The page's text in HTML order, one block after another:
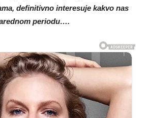
definitivno interesuje kakvo nas
periodu….